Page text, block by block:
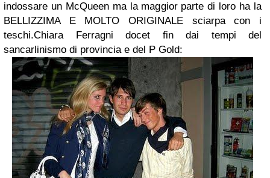
indossare un McQueen ma la maggior parte di loro ha la
BELLIZZIMA E MOLTO ORIGINALE sciarpa con i
teschi.Chiara Ferragni docet fin dai tempi del
sancarlinismo di provincia e del P Gold: